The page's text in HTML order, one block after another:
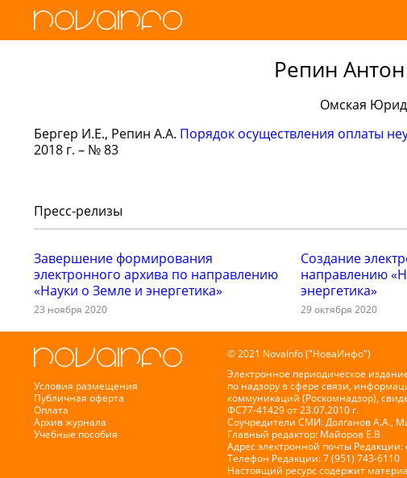
Репин
Омская
Бергер И.Е., Репин А.А. Порядок осуществления оплаты
2018 г. – № 83
Пресс-релизы
Завершение формирования
электронного архива по направлению
«Науки о Земле и энергетика»
23 ноября 2020
Создание
направлению
энергетика»
29 октября 2020
Условия размещения
Публичная оферта
Оплата
Архив журнала
Учебные пособия
© 2021 NovaInfo ("НоваИнфо")
Электронное периодическое
по надзору в сфере связи,
коммуникаций (Роскомнадзор),
ФС77-41429 от 23.07.2010 г.
Соучредители СМИ: Долганов А.А.,
Главный редактор: Майоров Е.В
Адрес электронной почты Редакции:
Телефон Редакции: 7 (951) 743-6110
Настоящий ресурс содержит